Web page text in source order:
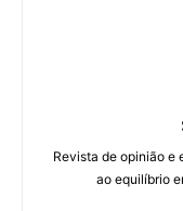
Revista de opinião e
ao equilíbrio